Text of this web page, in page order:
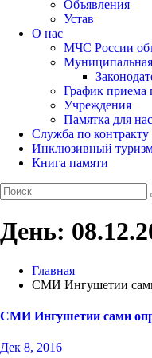
Объявления
Устав
О нас
МЧС России
График приема
Учреждения
Памятка для
Служба по
Инклюзивный
Книга памяти
День:
Главная
СМИ Ингушетии
СМИ Ингушетии сами
Дек 8, 2016